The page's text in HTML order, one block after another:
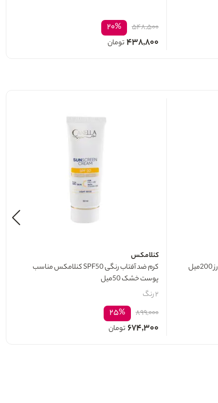
۵۴۸,۵۰۰ ۲۰%
۴۳۸,۸۰۰ تومان
کنلامکس
کرم ضد آفتاب رنگی SPF50 کنلامکس مناسب
پوست خشک 50میل
۲ رنگ
۸۹۹,۰۰۰
۲۵%
۶۷۴,۳۰۰ تومان